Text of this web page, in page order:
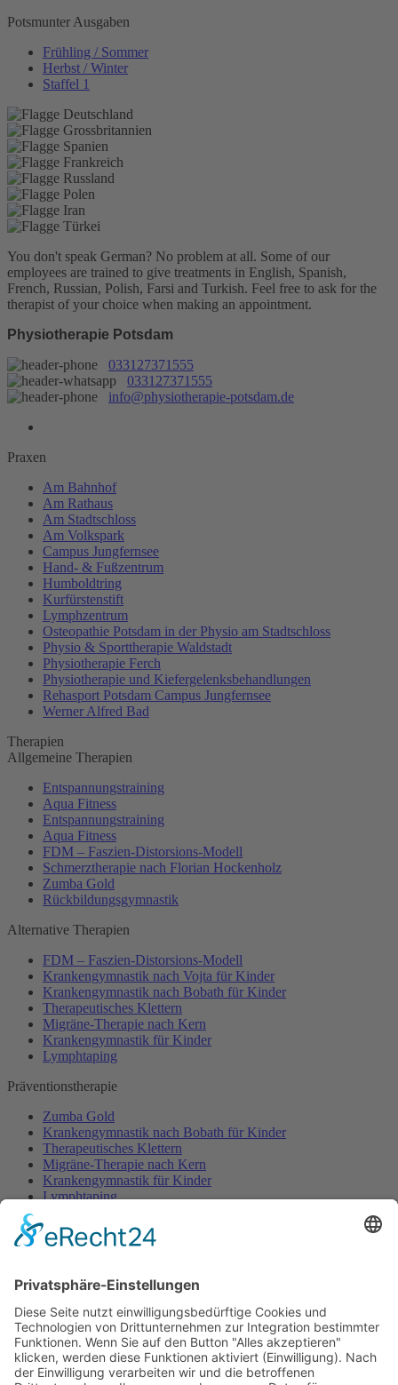
Potsmunter Ausgaben
Frühling / Sommer
Herbst / Winter
Staffel 1
You don't speak German? No problem at all. Some of our
employees are trained to give treatments in English, Spanish,
French, Russian, Polish, Farsi and Turkish. Feel free to ask for the
therapist of your choice when making an appointment.
Physiotherapie Potsdam
033127371555
033127371555
info@physiotherapie-potsdam.de
Praxen
Am Bahnhof
Am Rathaus
Am Stadtschloss
Am Volkspark
Campus Jungfernsee
Hand- & Fußzentrum
Humboldtring
Kurfürstenstift
Lymphzentrum
Osteopathie Potsdam in der Physio am Stadtschloss
Physio & Sporttherapie Waldstadt
Physiotherapie Ferch
Physiotherapie und Kiefergelenksbehandlungen
Rehasport Potsdam Campus Jungfernsee
Werner Alfred Bad
Therapien
Allgemeine Therapien
Entspannungstraining
Aqua Fitness
Entspannungstraining
Aqua Fitness
FDM – Faszien-Distorsions-Modell
Schmerztherapie nach Florian Hockenholz
Zumba Gold
Rückbildungsgymnastik
Alternative Therapien
FDM – Faszien-Distorsions-Modell
Krankengymnastik nach Vojta für Kinder
Krankengymnastik nach Bobath für Kinder
Therapeutisches Klettern
Migräne-Therapie nach Kern
Krankengymnastik für Kinder
Lymphtaping
Präventionstherapie
Zumba Gold
Krankengymnastik nach Bobath für Kinder
Therapeutisches Klettern
Migräne-Therapie nach Kern
Krankengymnastik für Kinder
Lymphtaping
Rücken Therapie
Aqua Fitness
FDM – Faszien-Distorsions-Modell
Zumba Gold
Rückbildungsgymnastik
Kinder Therapie